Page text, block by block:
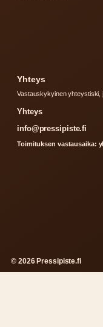
Yhteys
Vastauskykyinen yhteystiski,
Yhteys
info@pressipiste.fi
Toimituksen vastausaika:
© 2026 Pressipiste.fi